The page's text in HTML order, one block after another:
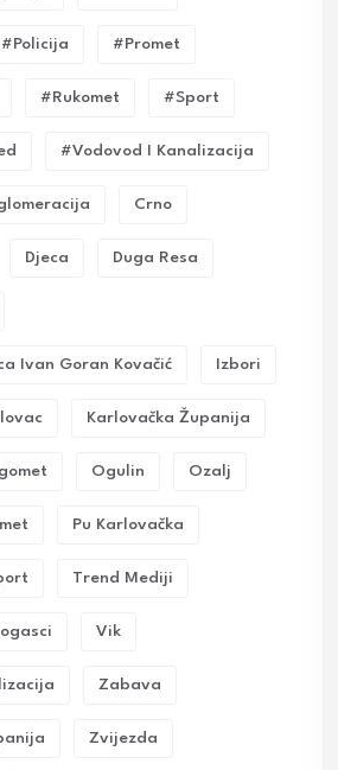
#policija #promet
#rukomet #sport
#vodovod I Kanalizacija
Crno
Djeca Duga Resa
Ivan Goran Kovačić Izbori
Karlovačka Županija
Ogulin Ozalj
Pu Karlovačka
Trend Mediji
Vik
Zabava
Zvijezda